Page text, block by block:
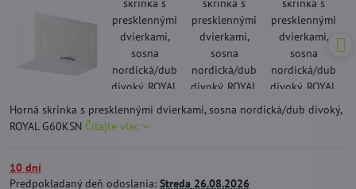
Horná skrinka s presklennými dvierkami, sosna nordická/dub divoký,
ROYAL G60KSN Čítajte viac
10 dní
Predpokladaný deň odoslania: Streda 26.08.2026